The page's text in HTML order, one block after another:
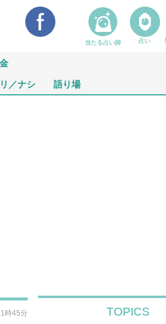
／ナシ 語り場
時45分 TOPICS
当たる占い師 占い